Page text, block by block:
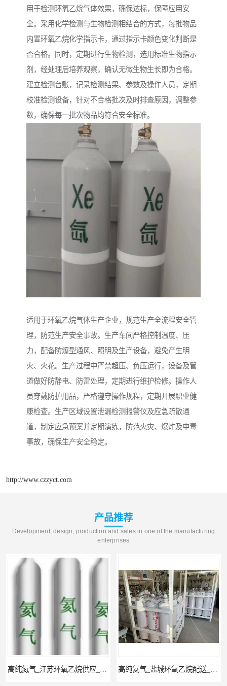
用于检测环氧乙烷气体效果，确保达标，保障应用安
全。采用化学检测与生物检测相结合的方式，每批物品
内置环氧乙烷化学指示卡，通过指示卡颜色变化判断是
否合格。同时，定期进行生物检测，选用标准生物指示
剂，经处理后培养观察，确认无微生物生长即为合格。
建立检测台账，记录检测结果、参数及操作人员，定期
校准检测设备，针对不合格批次及时排查原因，调整参
数，确保每一批次物品均符合安全标准。
适用于环氧乙烷气体生产企业，规范生产全流程安全管
理，防范生产安全事故。生产车间严格控制温度、压
力，配备防爆型通风、照明及生产设备，避免产生明
火、火花。生产过程中严禁超压、负压运行，设备及管
道做好防静电、防雷处理，定期进行维护检修。操作人
员穿戴防护用品，严格遵守操作规程，定期开展职业健
康检查。生产区域设置泄漏检测报警仪及应急疏散通
道，制定应急预案并定期演练，防范火灾、爆炸及中毒
事故，确保生产安全稳定。
http://www.czzyct.com
产品推荐
Development, design, production and sales in one of the manufacturing
enterprises